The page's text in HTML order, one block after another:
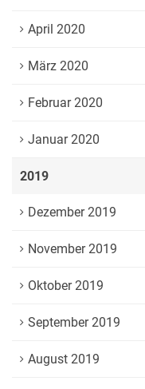
April 2020
März 2020
Februar 2020
Januar 2020
2019
Dezember 2019
November 2019
Oktober 2019
September 2019
August 2019